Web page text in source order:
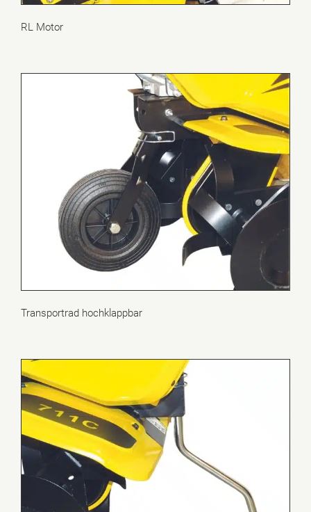
RL Motor
Transportrad hochklappbar